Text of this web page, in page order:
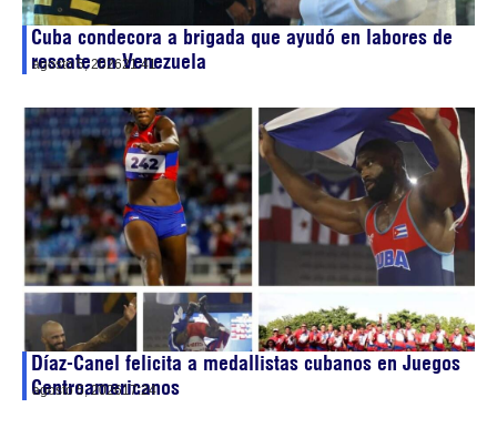
Cuba condecora a brigada que ayudó en labores de
rescate en Venezuela
agosto 5, 202621:41
Díaz-Canel felicita a medallistas cubanos en Juegos
Centroamericanos
agosto 5, 202617:24